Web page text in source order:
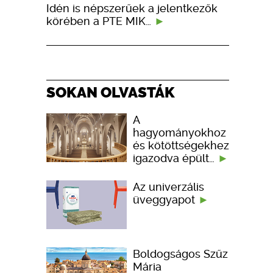
Idén is népszerűek a jelentkezők
körében a PTE MIK…
SOKAN OLVASTÁK
A
hagyományokhoz
és kötöttségekhez
igazodva épült…
Az univerzális
üveggyapot
Boldogságos Szűz
Mária